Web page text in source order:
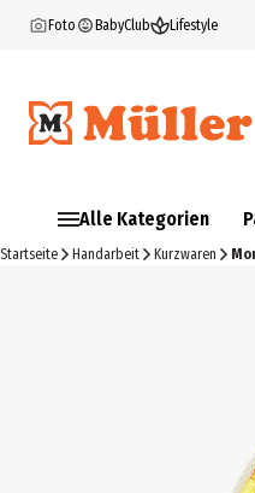
Foto BabyClub Lifestyle
Alle Kategorien
Startseite Handarbeit Kurzwaren